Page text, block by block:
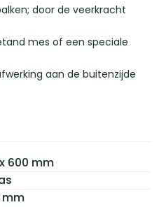
door de veerkracht
mes of een speciale
aan de buitenzijde
600 mm
mm